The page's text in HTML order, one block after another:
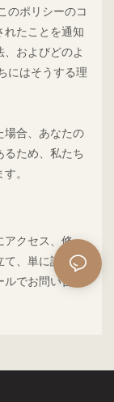
のポリシーのコ
れたことを通知
およびどのよ
にはそうする理
場合、あなたの
ため、私たち
。
アクセス、修
て、単に詳細情
でお問い合わ